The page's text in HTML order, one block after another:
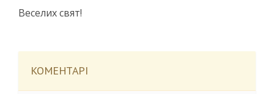
Веселих свят!
КОМЕНТАРІ